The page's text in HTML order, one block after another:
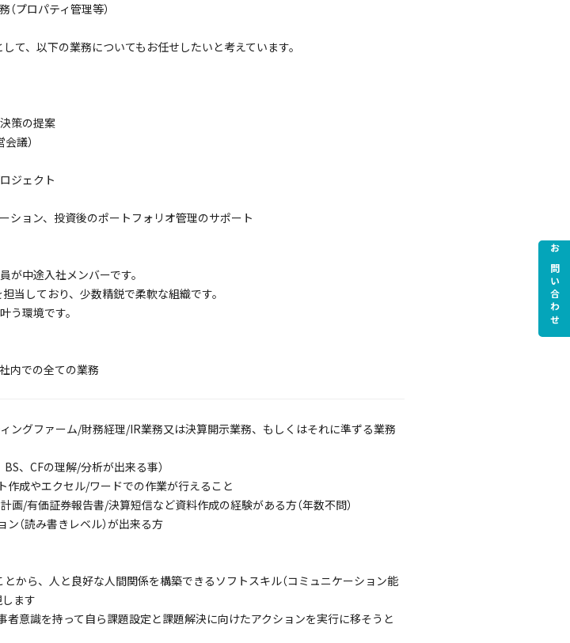
お問い合わせ
プロパティ管理等）
て、以下の業務についてもお任せしたいと考えています。
策の提案
議）
ジェクト
ション、投資後のポートフォリオ管理のサポート
が中途入社メンバーです。
当しており、少数精鋭で柔軟な組織です。
う環境です。
内での全ての業務
ングファーム/財務経理/IR業務又は決算開示業務、もしくはそれに準ずる業務
、CFの理解/分析が出来る事）
作成やエクセル/ワードでの作業が行えること
画/有価証券報告書/決算短信など資料作成の経験がある方（年数不問）
（読み書きレベル）が出来る方
から、人と良好な人間関係を構築できるソフトスキル（コミュニケーション能
ます
者意識を持って自ら課題設定と課題解決に向けたアクションを実行に移そうと